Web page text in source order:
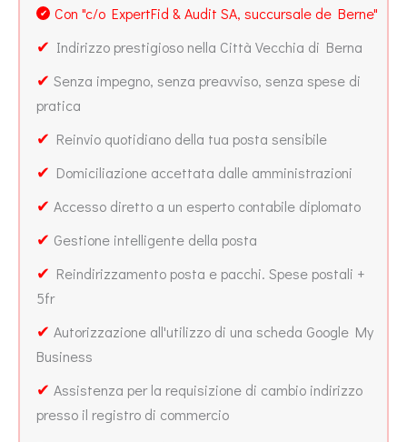
✔ Con "c/o ExpertFid & Audit SA, succursale de Berne"
✔ Indirizzo prestigioso nella Città Vecchia di Berna
✔ Senza impegno, senza preavviso, senza spese di
pratica
✔ Reinvio quotidiano della tua posta sensibile
✔ Domiciliazione accettata dalle amministrazioni
✔ Accesso diretto a un esperto contabile diplomato
✔ Gestione intelligente della posta
✔ Reindirizzamento posta e pacchi. Spese postali +
5fr
✔ Autorizzazione all'utilizzo di una scheda Google My
Business
✔ Assistenza per la requisizione di cambio indirizzo
presso il registro di commercio